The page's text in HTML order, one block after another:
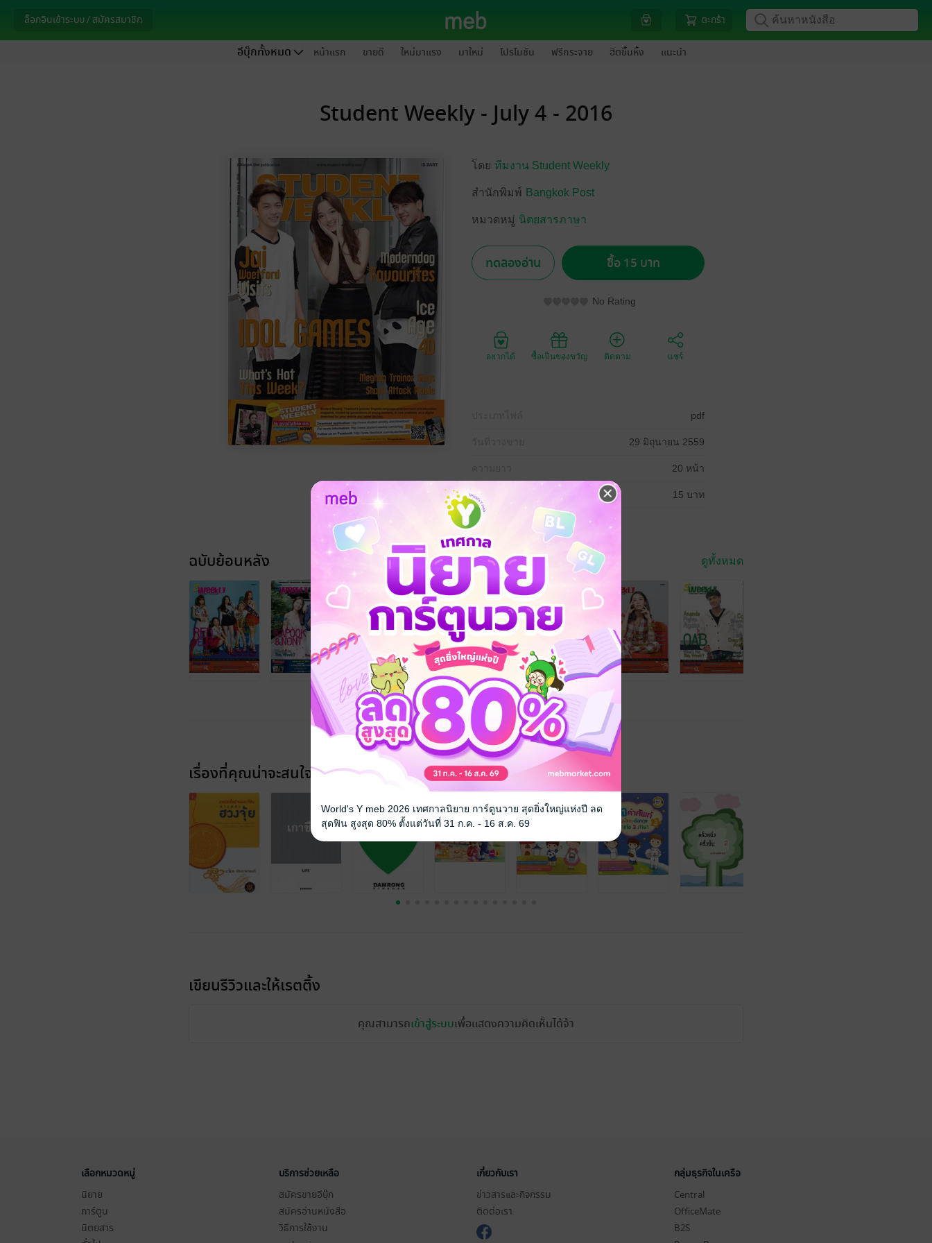
ล็อกอินเข้าระบบ / สมัครสมาชิก ตะกร้า
อีบุ๊กทั้งหมด หน้าแรก ขายดี ใหม่มาแรง มาใหม่ โปรโมชัน ฟรีกระจาย ฮิตขึ้นหิ้ง แนะนำ
Student Weekly - July 4 - 2016
โดย ทีมงาน Student Weekly
สำนักพิมพ์ Bangkok Post
หมวดหมู่ นิตยสารภาษา
ทดลองอ่าน ซื้อ 15 บาท
No Rating
อยากได้ ซื้อเป็นของขวัญ ติดตาม แชร์
pdf
29 มิถุนายน 2559
20 หน้า
ราคาปก 15 บาท
ฉบับย้อนหลัง ดูทั้งหมด
เรื่องที่คุณน่าจะสนใจ
เขียนรีวิวและให้เรตติ้ง
คุณสามารถเข้าสู่ระบบเพื่อแสดงความคิดเห็นได้จ้า
เลือกหมวดหมู่
นิยาย
การ์ตูน
นิตยสาร
บริการช่วยเหลือ
สมัครขายอีบุ๊ก
สมัครอ่านหนังสือ
วิธีการใช้งาน
เกี่ยวกับเรา
ข่าวสารและกิจกรรม
ติดต่อเรา
กลุ่มธุรกิจในเครือ
Central
OfficeMate
B2S
World's Y meb 2026 เทศกาลนิยาย การ์ตูนวาย สุดยิ่งใหญ่แห่งปี ลด
สุดฟิน สูงสุด 80% ตั้งแต่วันที่ 31 ก.ค. - 16 ส.ค. 69